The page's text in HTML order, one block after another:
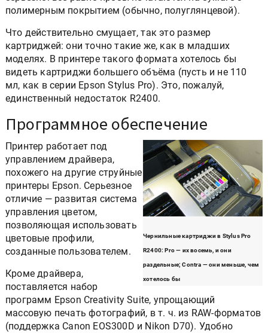
полимерным покрытием (обычно, полуглянцевой).
Что действительно смущает, так это размер
картриджей: они точно такие же, как в младших
моделях. В принтере такого формата хотелось бы
видеть картриджи большего объёма (пусть и не 110
мл, как в серии Epson Stylus Pro). Это, пожалуй,
единственный недостаток R2400.
Программное обеспечение
Чернильные картриджи в Stylus Pro
R2400: Pro — их восемь, и они
раздельные; Contra — они меньше, чем
хотелось бы
Принтер работает под
управлением драйвера,
похожего на другие струйные
принтеры Epson. Серьезное
отличие — развитая система
управления цветом,
позволяющая использовать
цветовые профили,
созданные пользователем.
Кроме драйвера,
поставляется набор
программ Epson Creativity Suite, упрощающий
массовую печать фотографий, в т. ч. из RAW-форматов
(поддержка Canon EOS300D и Nikon D70). Удобно